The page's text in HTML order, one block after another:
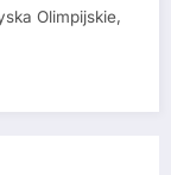
Olimpijskie,